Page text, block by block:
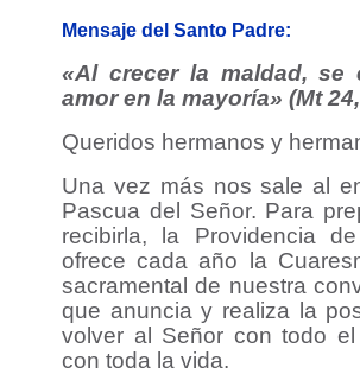
Mensaje del Santo Padre:
«Al crecer la maldad, se
amor en la mayoría» (Mt
Queridos hermanos y
Una vez más nos sale al
Pascua del Señor. Para
recibirla, la Providencia
ofrece cada año la
sacramental de nuestra
que anuncia y realiza la
volver al Señor con todo
con toda la vida.